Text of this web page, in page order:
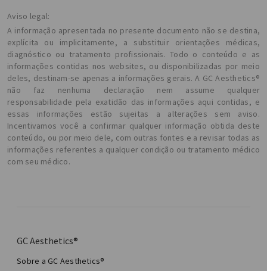
Aviso legal:
A informação apresentada no presente documento não se destina,
explícita ou implicitamente, a substituir orientações médicas,
diagnóstico ou tratamento profissionais. Todo o conteúdo e as
informações contidas nos websites, ou disponibilizadas por meio
deles, destinam-se apenas a informações gerais. A GC Aesthetics®
não faz nenhuma declaração nem assume qualquer
responsabilidade pela exatidão das informações aqui contidas, e
essas informações estão sujeitas a alterações sem aviso.
Incentivamos você a confirmar qualquer informação obtida deste
conteúdo, ou por meio dele, com outras fontes e a revisar todas as
informações referentes a qualquer condição ou tratamento médico
com seu médico.
GC Aesthetics®
Sobre a GC Aesthetics®